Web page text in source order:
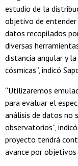
estudio de la
objetivo de
datos recopilados
diversas
distancia angular y
cósmicas”, indicó
“Utilizaremos
para evaluar el
análisis de datos no
observatorios”,
proyecto tendrá
avance por